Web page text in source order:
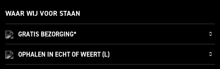
WAAR WIJ VOOR STAAN
GRATISBEZORGING*
OPHALEN IN ECHT OF WEERT (L)